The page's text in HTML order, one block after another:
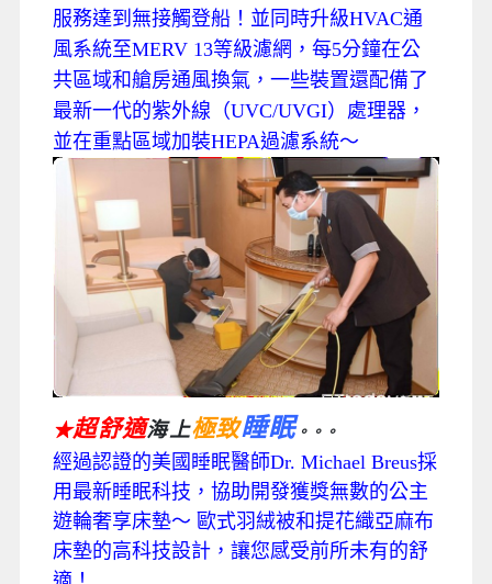
服務達到無接觸登船！並同時升級HVAC通
風系統至MERV 13等級濾網，每5分鐘在公
共區域和艙房通風換氣，一些裝置還配備了
最新一代的紫外線（UVC/UVGI）處理器，
並在重點區域加裝HEPA過濾系統～
★超舒適海上極致睡眠。。。
經過認證的美國睡眠醫師Dr. Michael Breus採
用最新睡眠科技，協助開發獲獎無數的公主
遊輪奢享床墊～ 歐式羽絨被和提花織亞麻布
床墊的高科技設計，讓您感受前所未有的舒